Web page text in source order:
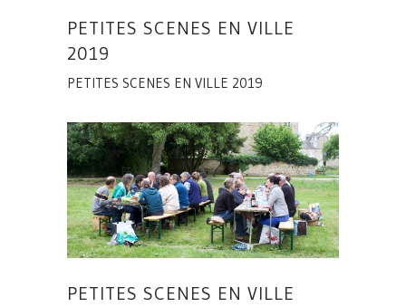
PETITES SCENES EN VILLE
2019
PETITES SCENES EN VILLE 2019
PETITES SCENES EN VILLE